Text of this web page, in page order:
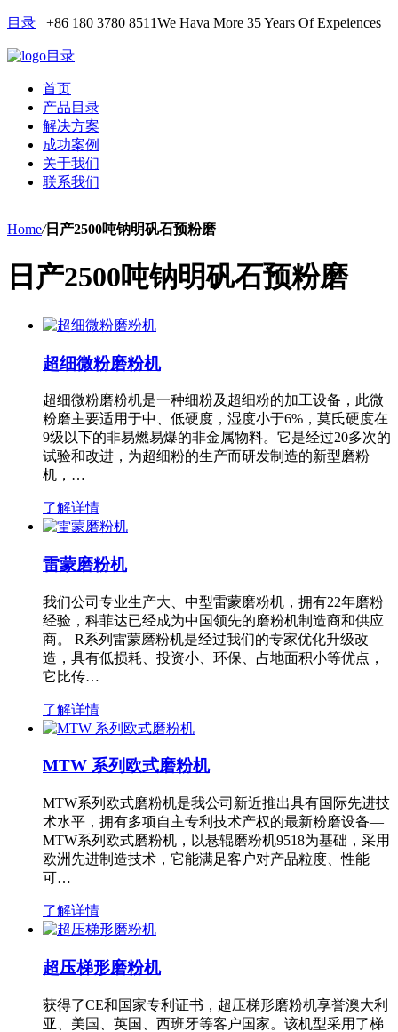
目录 +86 180 3780 8511We Hava More 35 Years Of Expeiences
目录
首页
产品目录
解决方案
成功案例
关于我们
联系我们
Home/日产2500吨钠明矾石预粉磨
日产2500吨钠明矾石预粉磨
超细微粉磨粉机
超细微粉磨粉机是一种细粉及超细粉的加工设备，此微
粉磨主要适用于中、低硬度，湿度小于6%，莫氏硬度在
9级以下的非易燃易爆的非金属物料。它是经过20多次的
试验和改进，为超细粉的生产而研发制造的新型磨粉
机，…
了解详情
雷蒙磨粉机
我们公司专业生产大、中型雷蒙磨粉机，拥有22年磨粉
经验，科菲达已经成为中国领先的磨粉机制造商和供应
商。 R系列雷蒙磨粉机是经过我们的专家优化升级改
造，具有低损耗、投资小、环保、占地面积小等优点，
它比传…
了解详情
MTW 系列欧式磨粉机
MTW系列欧式磨粉机是我公司新近推出具有国际先进技
术水平，拥有多项自主专利技术产权的最新粉磨设备—
MTW系列欧式磨粉机，以悬辊磨粉机9518为基础，采用
欧洲先进制造技术，它能满足客户对产品粒度、性能
可…
了解详情
超压梯形磨粉机
获得了CE和国家专利证书，超压梯形磨粉机享誉澳大利
亚、美国、英国、西班牙等客户国家。该机型采用了梯